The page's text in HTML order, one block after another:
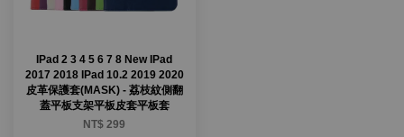
IPad 2 3 4 5 6 7 8 New IPad
2017 2018 IPad 10.2 2019 2020
皮革保護套(MASK) - 荔枝紋側翻
蓋平板支架平板皮套平板套
NT$ 299